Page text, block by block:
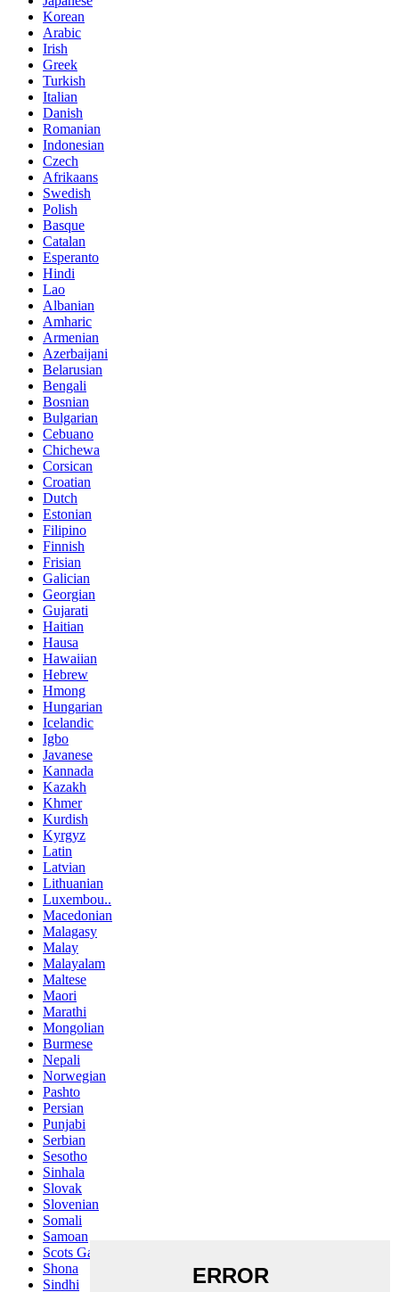
Korean
Arabic
Irish
Greek
Turkish
Italian
Danish
Romanian
Indonesian
Czech
Afrikaans
Swedish
Polish
Basque
Catalan
Esperanto
Hindi
Lao
Albanian
Amharic
Armenian
Azerbaijani
Belarusian
Bengali
Bosnian
Bulgarian
Cebuano
Chichewa
Corsican
Croatian
Dutch
Estonian
Filipino
Finnish
Frisian
Galician
Georgian
Gujarati
Haitian
Hausa
Hawaiian
Hebrew
Hmong
Hungarian
Icelandic
Igbo
Javanese
Kannada
Kazakh
Khmer
Kurdish
Kyrgyz
Latin
Latvian
Lithuanian
Luxembou..
Macedonian
Malagasy
Malay
Malayalam
Maltese
Maori
Marathi
Mongolian
Burmese
Nepali
Norwegian
Pashto
Persian
Punjabi
Serbian
Sesotho
Sinhala
Slovak
Slovenian
Somali
Samoan
Scots Gaelic
Shona
Sindhi